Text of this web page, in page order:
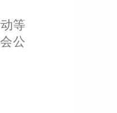
等
公